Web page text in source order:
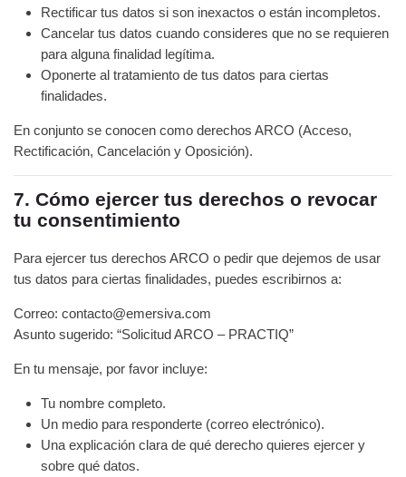
Rectificar tus datos si son inexactos o están incompletos.
Cancelar tus datos cuando consideres que no se requieren
para alguna finalidad legítima.
Oponerte al tratamiento de tus datos para ciertas
finalidades.
En conjunto se conocen como derechos ARCO (Acceso,
Rectificación, Cancelación y Oposición).
7. Cómo ejercer tus derechos o revocar
tu consentimiento
Para ejercer tus derechos ARCO o pedir que dejemos de usar
tus datos para ciertas finalidades, puedes escribirnos a:
Correo: contacto@emersiva.com
Asunto sugerido: “Solicitud ARCO – PRACTIQ”
En tu mensaje, por favor incluye:
Tu nombre completo.
Un medio para responderte (correo electrónico).
Una explicación clara de qué derecho quieres ejercer y
sobre qué datos.